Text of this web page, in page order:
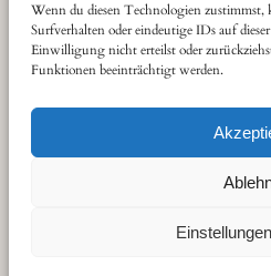
Wenn du diesen Technologien zustimmst,
Surfverhalten oder eindeutige IDs auf
Einwilligung nicht erteilst oder
Funktionen beeinträchtigt werden.
Über
Kontakt
Impressum
sitestoserve.de